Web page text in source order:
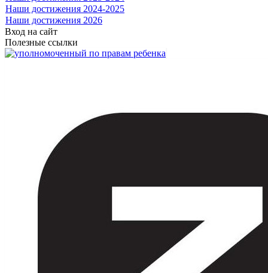
Наши достижения 2024-2025
Наши достижения 2026
Вход на сайт
Полезные ссылки